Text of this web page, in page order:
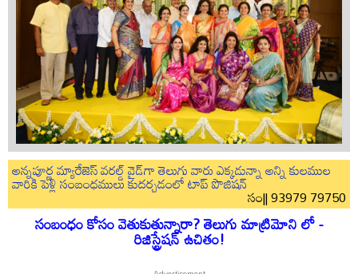
అన్నపూర్ణ మ్యారేజెస్ వరల్డ్ వైడ్‌గా తెలుగు వారు ఎక్కడున్నా అన్ని కులముల
వారికి పెళ్లి సంబంధములు కుదర్చడంలో టాప్ పొజిషన్
సం|| 93979 79750
సంబంధం కోసం వెతుకుతున్నారా? తెలుగు మాట్రిమోని లో -
రిజిస్ట్రేషన్ ఉచితం!